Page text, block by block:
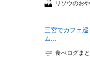
リソウのお
三宮でカフェ
ム...
食べログま